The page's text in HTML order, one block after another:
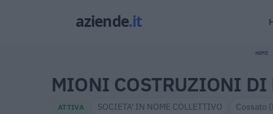
HOME
MIONI COSTRUZIONI
ATTIVA SOCIETA' IN NOME COLLETTIVO Cossato